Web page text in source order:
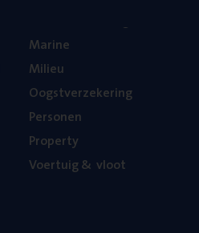
Mari­ne
Mili­eu
Oogst­ver­ze­ke­ring
Per­so­nen
Pro­per­ty
Voer­tuig& vloot